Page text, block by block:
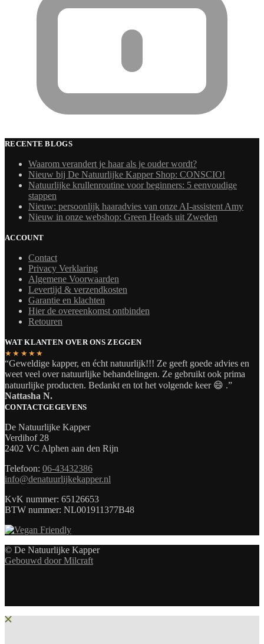
RECENTE BLOGS
Waarom verandert je haar als je ouder wordt?
Nieuw bij De Natuurlijke Kapper Shop: CONSCIO!
Natuurlijke krullenroutine voor beginners: 5 eenvoudige
stappen
Nieuw: persoonlijk haaradvies van onze AI-assistent Amy
Nieuw in onze webshop: Green Heads uit Zweden
ACCOUNT
Contact
Privacy Verklaring
Algemene Voorwaarden
Levertijd & verzendkosten
Garantie en klachten
Hier de overeenkomst ontbinden
Retouren
WAT KLANTEN OVER ONS ZEGGEN
★★★★★
“Geweldige kapper, en écht natuurlijk!!! Ze geeft goede advies en
weet veel over natuurlijke behandelingen. Ze gebruikt ook prima
natuurlijke producten. Bedankt en tot het volgende keer 😄 .”
Nattasha N.
CONTACTGEGEVENS
De Natuurlijke Kapper
Verdihof 28
2402 VC Alphen aan den Rijn
Telefoon: 06-43432386
info@denatuurlijkekapper.nl
KvK nummer: 65126653
BTW nummer: NL001911377B48
© De Natuurlijke Kapper
Gebouwd door Milcraft